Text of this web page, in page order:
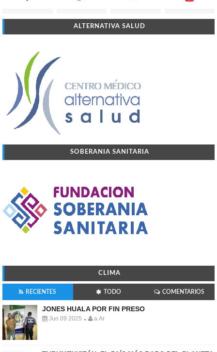
ALTERNATIVA SALUD
SOBERANIA SANITARIA
CLIMA
RECIENTES TODO COMENTARIOS
JONES HUALA POR FIN PRESO
Jun 09 2025 - a.Ar